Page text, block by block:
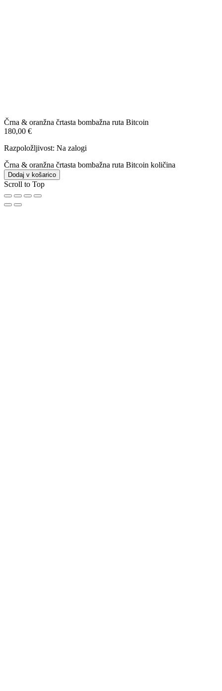
Črna & oranžna črtasta bombažna ruta Bitcoin
180,00 €
Razpoložljivost: Na zalogi
Črna & oranžna črtasta bombažna ruta Bitcoin količina
Dodaj v košarico
Scroll to Top